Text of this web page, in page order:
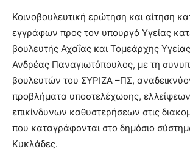
Κοινοβουλευτική ερώτηση και αίτηση
εγγράφων προς τον υπουργό Υγείας
βουλευτής Αχαΐας και Τομεάρχης
Ανδρέας Παναγιωτόπουλος, με τη
βουλευτών του ΣΥΡΙΖΑ –ΠΣ,
προβλήματα υποστελέχωσης,
επικίνδυνων καθυστερήσεων στις
που καταγράφονται στο δημόσιο
Κυκλάδες.